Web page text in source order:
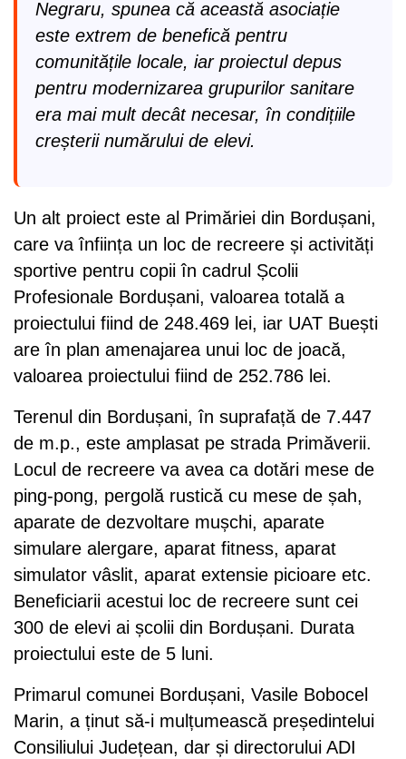
Negraru, spunea că această asociație
este extrem de benefică pentru
comunitățile locale, iar proiectul depus
pentru modernizarea grupurilor sanitare
era mai mult decât necesar, în condițiile
creșterii numărului de elevi.
Un alt proiect este al Primăriei din Bordușani,
care va înființa un loc de recreere și activități
sportive pentru copii în cadrul Școlii
Profesionale Bordușani, valoarea totală a
proiectului fiind de 248.469 lei, iar UAT Buești
are în plan amenajarea unui loc de joacă,
valoarea proiectului fiind de 252.786 lei.
Terenul din Bordușani, în suprafață de 7.447
de m.p., este amplasat pe strada Primăverii.
Locul de recreere va avea ca dotări mese de
ping-pong, pergolă rustică cu mese de șah,
aparate de dezvoltare mușchi, aparate
simulare alergare, aparat fitness, aparat
simulator vâslit, aparat extensie picioare etc.
Beneficiarii acestui loc de recreere sunt cei
300 de elevi ai școlii din Bordușani. Durata
proiectului este de 5 luni.
Primarul comunei Bordușani, Vasile Bobocel
Marin, a ținut să-i mulțumească președintelui
Consiliului Județean, dar și directorului ADI